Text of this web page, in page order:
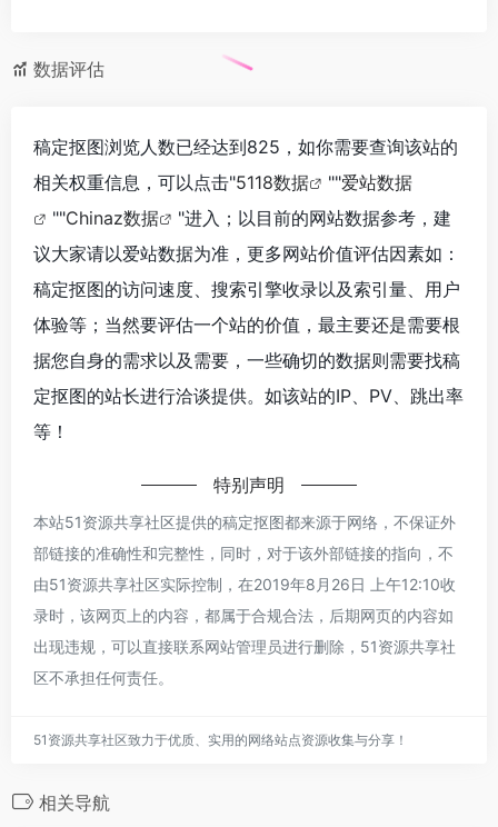
数据评估
稿定抠图浏览人数已经达到825，如你需要查询该站的
相关权重信息，可以点击"5118数据 ""爱站数据
""Chinaz数据
"进入；以目前的网站数据参考，建
议大家请以爱站数据为准，更多网站价值评估因素如：
稿定抠图的访问速度、搜索引擎收录以及索引量、用户
体验等；当然要评估一个站的价值，最主要还是需要根
据您自身的需求以及需要，一些确切的数据则需要找稿
定抠图的站长进行洽谈提供。如该站的IP、PV、跳出率
等！
特别声明
本站51资源共享社区提供的稿定抠图都来源于网络，不保证外
部链接的准确性和完整性，同时，对于该外部链接的指向，不
由51资源共享社区实际控制，在2019年8月26日 上午12:10收
录时，该网页上的内容，都属于合规合法，后期网页的内容如
出现违规，可以直接联系网站管理员进行删除，51资源共享社
区不承担任何责任。
51资源共享社区致力于优质、实用的网络站点资源收集与分享！
相关导航